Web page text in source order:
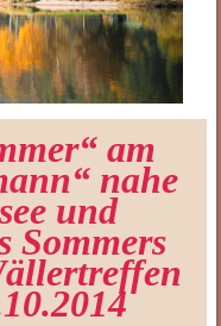
am
nahe
und
Sommers